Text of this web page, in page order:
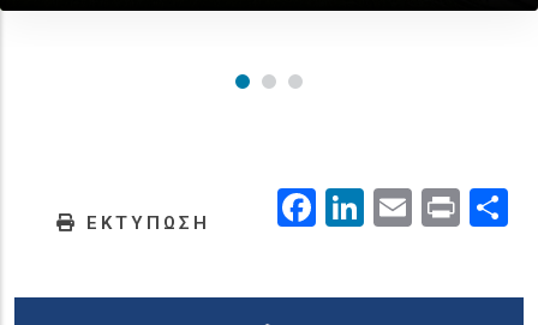
ΕΚΤΥΠΩΣΗ Facebook
LinkedIn
EmailPrint